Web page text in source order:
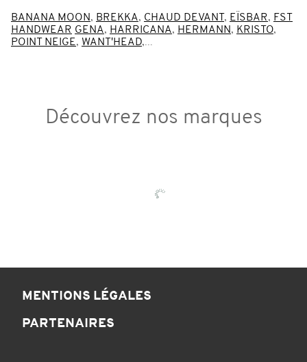
BANANA MOON, BREKKA, CHAUD DEVANT , EÏSBAR, FST
HANDWEAR GENA, HARRICANA, HERMANN, KRISTO,
POINT NEIGE, WANT'HEAD,...
Découvrez nos marques
MENTIONS LÉGALES
PARTENAIRES